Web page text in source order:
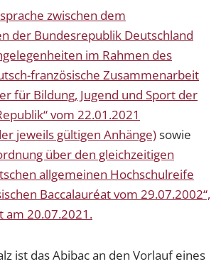
zwischen dem
der Bundesrepublik Deutschland
im Rahmen des
französische Zusammenarbeit
für Bildung, Jugend und Sport der
vom 22.01.2021
jeweils gültigen Anhänge)sowie
über den gleichzeitigen
allgemeinen Hochschulreife
Baccalauréat vom 29.07.2002“,
am 20.07.2021.
ist das Abibac an den Vorlauf eines